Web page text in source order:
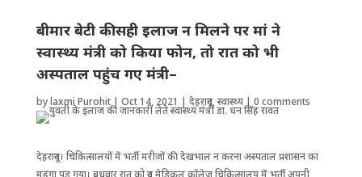
बीमार बेटी की सही इलाज न मिलने पर मां ने
स्वास्थ्य मंत्री को किया फोन, तो रात को भी
अस्पताल पहुंच गए मंत्री–
bylaxmi Purohit| Oct 14, 2021 | देहरादून,स्वास्थ्य| 0 comments
देहरादून। चिकित्सालयों में भर्ती मरीजों की देखभाल न करना अस्पताल प्रशासन का
महंगा पड़ गया। बुधवार रात को दून मेडिकल कॉलेज चिकित्सालय में भर्ती अपनी